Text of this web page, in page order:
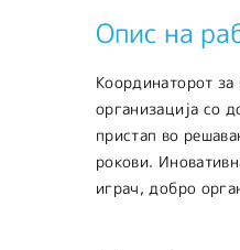
Опис на
Координаторот
организација со
пристап во
рокови.
играч, добро